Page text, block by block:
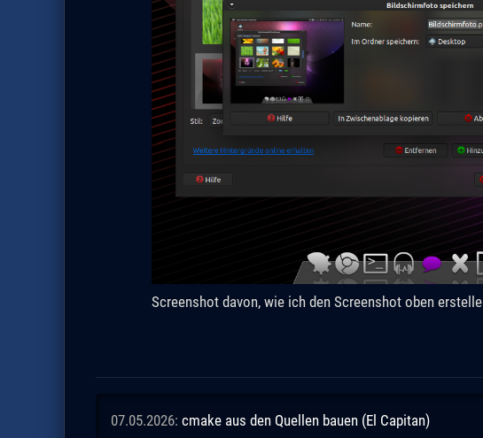
Screenshot davon, wie ich den Screenshot oben erstelle
07.05.2026: cmake aus den Quellen bauen (El Capitan)